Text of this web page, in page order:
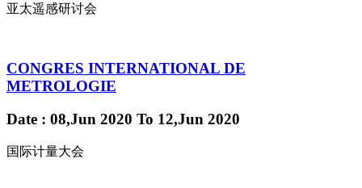
亚太遥感研讨会
CONGRES INTERNATIONAL DE
METROLOGIE
Date : 08,Jun 2020 To 12,Jun 2020
国际计量大会